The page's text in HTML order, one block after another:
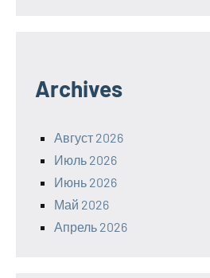
Archives
Август 2026
Июль 2026
Июнь 2026
Май 2026
Апрель 2026